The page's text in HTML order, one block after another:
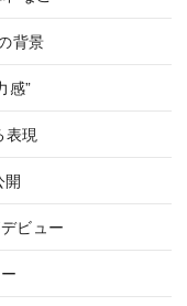
背景
感”
表現
開
ビュー